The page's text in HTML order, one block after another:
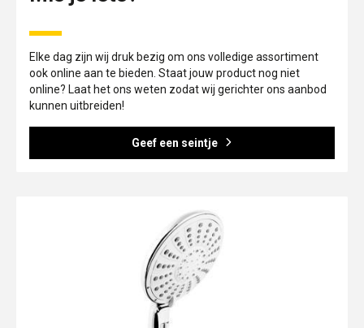
Elke dag zijn wij druk bezig om ons volledige assortiment
ook online aan te bieden. Staat jouw product nog niet
online? Laat het ons weten zodat wij gerichter ons aanbod
kunnen uitbreiden!
Geef een seintje